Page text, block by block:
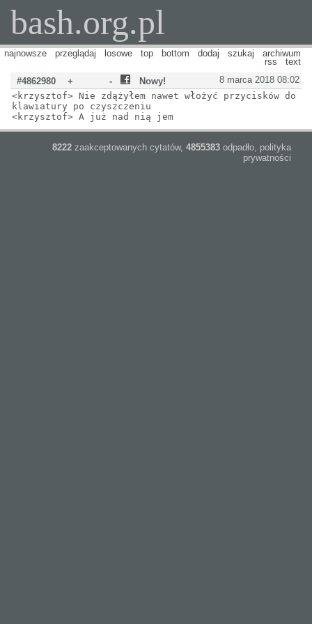
bash.org.pl
najnowsze przeglądaj losowe top bottom dodaj szukaj
archiwum
rss
text
8 marca 2018 08:02
#4862980 + -
Nowy!
<krzysztof> Nie zdążyłem nawet włożyć przycisków do
klawiatury po czyszczeniu
<krzysztof> A już nad nią jem
8222 zaakceptowanych cytatów, 4855383 odpadło, polityka
prywatności